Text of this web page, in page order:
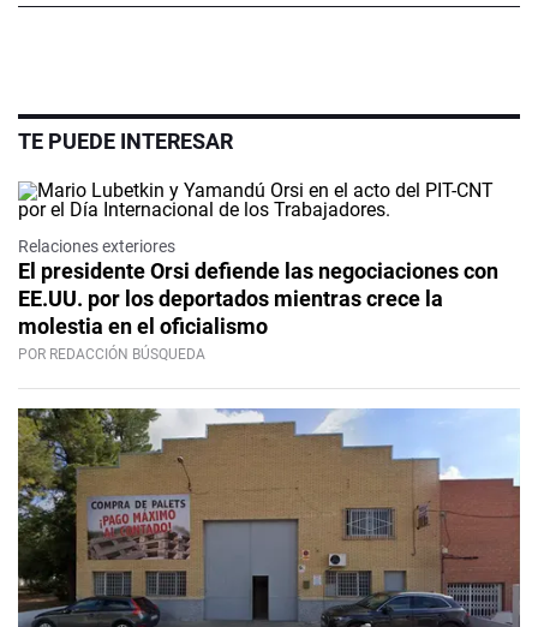
TE PUEDE INTERESAR
Relaciones exteriores
El presidente Orsi defiende las negociaciones con
EE.UU. por los deportados mientras crece la
molestia en el oficialismo
POR REDACCIÓN BÚSQUEDA